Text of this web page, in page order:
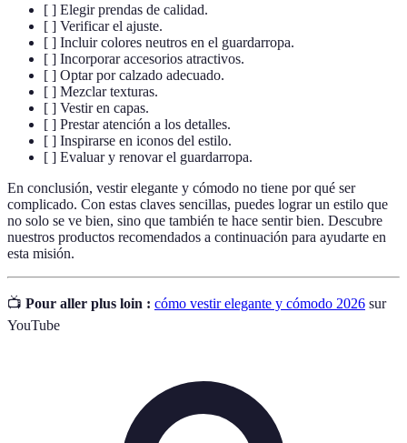
[ ] Elegir prendas de calidad.
[ ] Verificar el ajuste.
[ ] Incluir colores neutros en el guardarropa.
[ ] Incorporar accesorios atractivos.
[ ] Optar por calzado adecuado.
[ ] Mezclar texturas.
[ ] Vestir en capas.
[ ] Prestar atención a los detalles.
[ ] Inspirarse en iconos del estilo.
[ ] Evaluar y renovar el guardarropa.
En conclusión, vestir elegante y cómodo no tiene por qué ser
complicado. Con estas claves sencillas, puedes lograr un estilo que
no solo se ve bien, sino que también te hace sentir bien. Descubre
nuestros productos recomendados a continuación para ayudarte en
esta misión.
📺 Pour aller plus loin : cómo vestir elegante y cómodo 2026 sur
YouTube